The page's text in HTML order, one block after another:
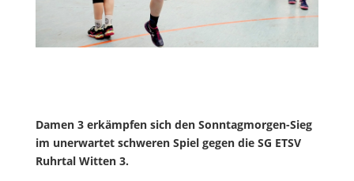
Damen 3erkämpfen sich denSonntagmorgen-Sieg
im unerwartet schwerenSpielgegen die SG ETSV
Ruhrtal Witten 3.